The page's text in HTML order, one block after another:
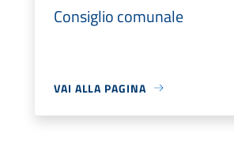
Consiglio comunale
VAI ALLA PAGINA